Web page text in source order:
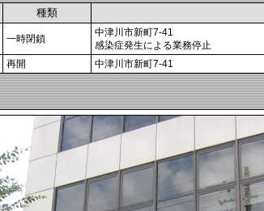
種類
一時閉鎖
中津川市新町7-41
感染症発生による業務停止
再開 中津川市新町7-41